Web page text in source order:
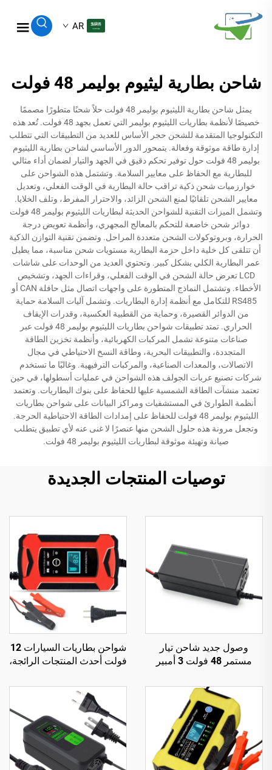
AR
شاحن بطارية ليثيوم بوليمر 48 فولت
يمثل شاحن بطارية الليثيوم بوليمر 48 فولت حلاً شحنًا متطورًا مصممًا
خصيصًا لأنظمة بطاريات الليثيوم بوليمر التي تعمل بجهد 48 فولت. تُعد هذه
التكنولوجيا المتقدمة للشحن حجر الأساس للعديد من التطبيقات التي تتطلب
إدارة طاقة موثوقة وفعالة. يتمحور الدور الأساسي لشاحن بطارية الليثيوم
بوليمر 48 فولت حول توفير تحكم دقيق في الجهد والتيار لضمان أداء مثالي
للبطارية مع الحفاظ على معايير السلامة. وتشتمل هذه الشواحن على
خوارزميات شحن ذكية تراقب حالة البطارية في الوقت الفعلي، وتعديل
معايير الشحن تلقائيًا لمنع الشحن الزائد، والاحترار المفرط، وتلف الخلايا.
وتشمل الميزات التقنية للشواحن الحديثة لبطاريات الليثيوم بوليمر 48 فولت
دوائر شحن خاضعة للتحكم بالمعالج المجهري، وأنظمة تعويض درجة
الحرارة، وبروتوكولات الشحن متعددة المراحل. وتضمن تقنية التوازن الذكية
أن تتلقى كل خلية داخل حزمة البطارية مستويات شحن مناسبة، مما يطيل
عمر البطارية الكلي بشكل كبير. وتحتوي العديد من الوحدات على شاشات
LCD تعرض حالة الشحن في الوقت الفعلي، وقراءات الجهد، وتشخيص
الأخطاء. وتشتمل النماذج المتطورة على واجهات اتصال مثل حافلة CAN أو
RS485 للتكامل مع أنظمة إدارة البطاريات. وتشمل آليات السلامة حماية
من الدوائر القصيرة، وحماية من القطبية العكسية، وقدرات الإيقاف
الحراري. تمتد تطبيقات شواحن بطاريات الليثيوم بوليمر 48 فولت عبر
صناعات متنوعة تشمل المركبات الكهربائية، وأنظمة تخزين الطاقة
المتجددة، والتطبيقات البحرية، وطاقة النسخ الاحتياطي في مجال
الاتصالات، والمعدات الصناعية، والمركبات الترفيهية. وغالبًا ما تستخدم
شركات تصنيع عربات الجولف هذه الشواحن في عمليات أسطولها، في حين
تعتمد منشآت الطاقة الشمسية عليها للحفاظ على بنوك البطاريات. وتعتمد
أنظمة الطوارئ في المستشفيات ومراكز البيانات على شواحن بطاريات
الليثيوم بوليمر 48 فولت للحفاظ على إمدادات الطاقة الاحتياطية الحرجة.
وتجعل مرونة هذه حلول الشحن منها عنصرًا لا غنى عنه لأي تطبيق يتطلب
صيانة وتهيئة موثوقة لبطاريات الليثيوم بوليمر 48 فولت.
توصيات المنتجات الجديدة
وصول جديد شاحن تيار
مستمر 48 فولت 3 أمبير
قدرة خرج 150 واط، بطارية
58.4 فولت، للبطارية
الليثيومية 48 فولت
شواحن بطاريات السيارات 12
فولت أحدث المنتجات الرائجة،
أمبير أوتوماتيكي ذكي،
منتجات دروبشيبينغ